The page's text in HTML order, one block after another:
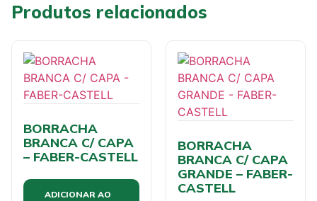
Produtos relacionados
BORRACHA
BRANCA C/ CAPA
– FABER-CASTELL
ADICIONAR AO
BORRACHA
BRANCA C/ CAPA
GRANDE – FABER-
CASTELL